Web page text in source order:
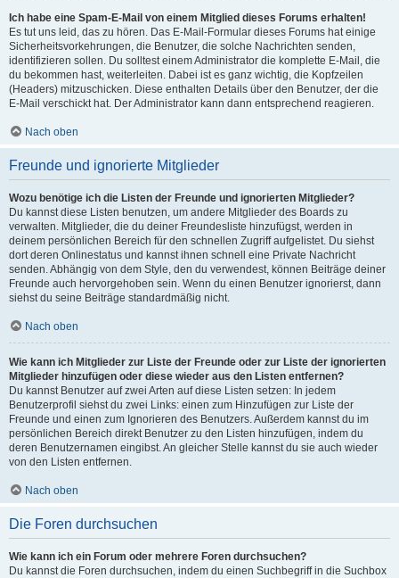
Ich habe eine Spam-E-Mail von einem Mitglied dieses Forums erhalten!
Es tut uns leid, das zu hören. Das E-Mail-Formular dieses Forums hat einige
Sicherheitsvorkehrungen, die Benutzer, die solche Nachrichten senden,
identifizieren sollen. Du solltest einem Administrator die komplette E-Mail, die
du bekommen hast, weiterleiten. Dabei ist es ganz wichtig, die Kopfzeilen
(Headers) mitzuschicken. Diese enthalten Details über den Benutzer, der die
E-Mail verschickt hat. Der Administrator kann dann entsprechend reagieren.
Nach oben
Freunde und ignorierte Mitglieder
Wozu benötige ich die Listen der Freunde und ignorierten Mitglieder?
Du kannst diese Listen benutzen, um andere Mitglieder des Boards zu
verwalten. Mitglieder, die du deiner Freundesliste hinzufügst, werden in
deinem persönlichen Bereich für den schnellen Zugriff aufgelistet. Du siehst
dort deren Onlinestatus und kannst ihnen schnell eine Private Nachricht
senden. Abhängig von dem Style, den du verwendest, können Beiträge deiner
Freunde auch hervorgehoben sein. Wenn du einen Benutzer ignorierst, dann
siehst du seine Beiträge standardmäßig nicht.
Nach oben
Wie kann ich Mitglieder zur Liste der Freunde oder zur Liste der ignorierten
Mitglieder hinzufügen oder diese wieder aus den Listen entfernen?
Du kannst Benutzer auf zwei Arten auf diese Listen setzen: In jedem
Benutzerprofil siehst du zwei Links: einen zum Hinzufügen zur Liste der
Freunde und einen zum Ignorieren des Benutzers. Außerdem kannst du im
persönlichen Bereich direkt Benutzer zu den Listen hinzufügen, indem du
deren Benutzernamen eingibst. An gleicher Stelle kannst du sie auch wieder
von den Listen entfernen.
Nach oben
Die Foren durchsuchen
Wie kann ich ein Forum oder mehrere Foren durchsuchen?
Du kannst die Foren durchsuchen, indem du einen Suchbegriff in die Suchbox